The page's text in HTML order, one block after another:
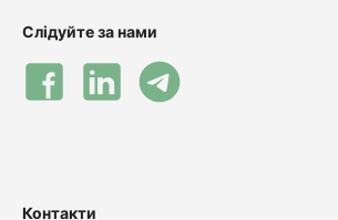
Слідуйте за нами
Контакти